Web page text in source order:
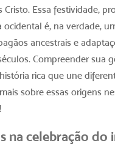
Cristo. Essa festividade,
ocidental é, na verdade,
ancestrais e
Compreender sua
rica que une
sobre essas origens
!
na celebração do